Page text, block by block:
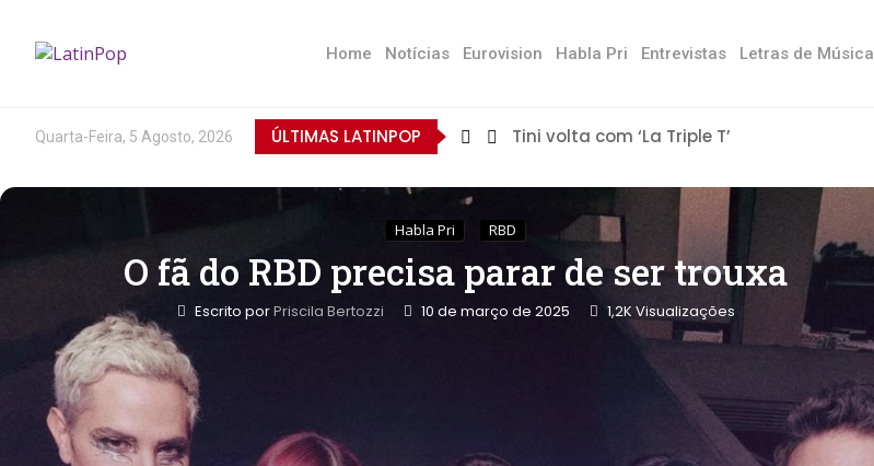
Home Notícias Eurovision Habla Pri Entrevistas Letras de Música
Quarta-Feira, 5 Agosto, 2026 ÚLTIMAS LATINPOP Tini volta com ‘La Triple T’
Habla Pri RBD
O fã do RBD precisa parar de ser trouxa
Escrito porPriscila Bertozzi 10 de março de 2025 1,2K Visualizações